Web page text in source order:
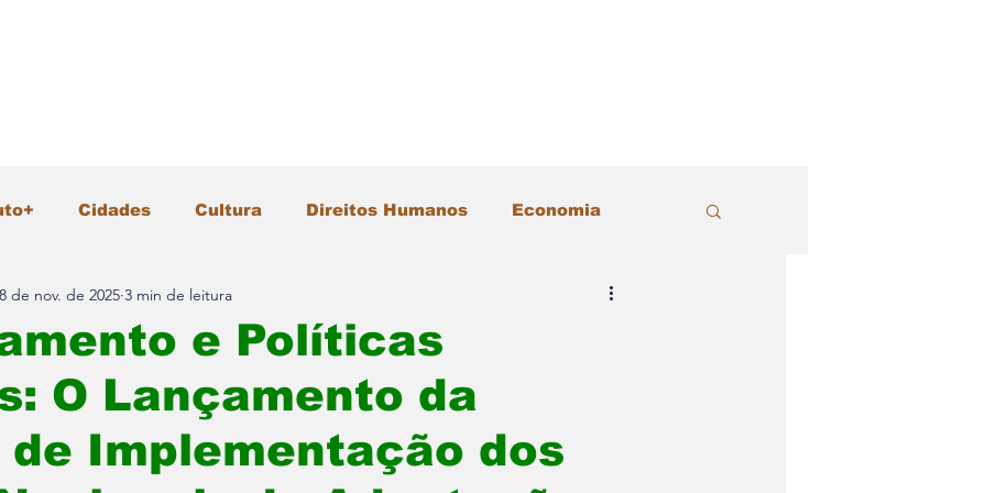
Cidades Cultura Direitos Humanos Economia
Gastronomia Geral Justiça
Ambiente Pesquisa e Inovação Polícia
Turismo
e Políticas
O Lançamento da
Implementação dos
de nov. de 2025 3 min de leitura